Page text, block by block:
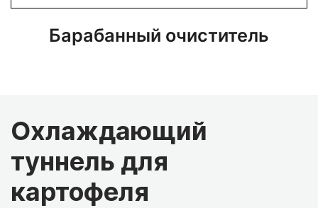
Барабанный очиститель
Охлаждающий
туннель для
картофеля